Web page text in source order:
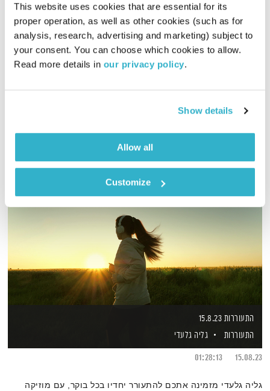
This website uses cookies that are essential for its
proper operation, as well as other cookies (such as for
analysis, research, advertising and marketing) subject to
your consent. You can choose which cookies to allow.
Read more details in our privacy policy.
Show details
Allow all
Customize
הקול יחסים
דליה אילת,גליה אלכסנדרודנה דבורין
12.01.20
00:58:22
'הקול יחסים' פותחת שבוע עם נושא חדש וחשוב: עונשים. כיצד הם
משפיעים על הילדים ועלינו המבוגרים כאחד? איך מתמודדים עם
אודיו
התעוררות 15.8.23
התעוררות
גליה גלעדי
15.08.23
01:28:13
גליה גלעדי מזמינה אתכם להתעורר יחדיו בכל בוקר, עם מוזיקה